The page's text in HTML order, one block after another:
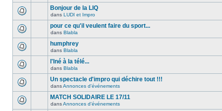
Bonjour de la LIQ
dans LUDI et Impro
pour ce qu'il veulent faire du sport...
dans Blabla
humphrey
dans Blabla
l'Iné à la télé...
dans Blabla
Un spectacle d'impro qui déchire tout !!!
dansAnnonces d'événements
MATCH SOLIDAIRE LE 17/11
dansAnnonces d'événements